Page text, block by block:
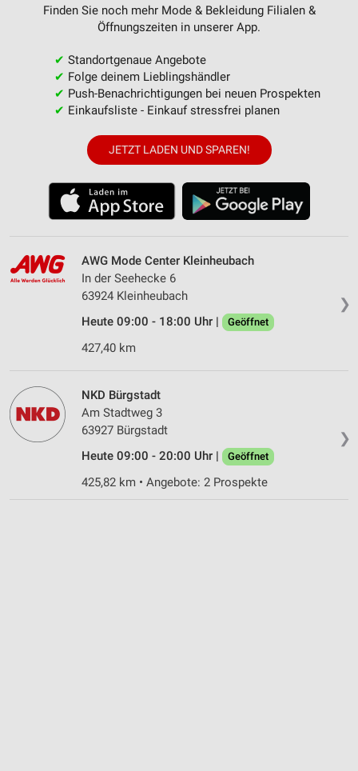
Finden Sie noch mehr Mode & Bekleidung Filialen &
Öffnungszeiten in unserer App.
✔ Standortgenaue Angebote
✔ Folge deinem Lieblingshändler
✔ Push-Benachrichtigungen bei neuen Prospekten
✔ Einkaufsliste - Einkauf stressfrei planen
JETZT LADEN UND SPAREN!
❯
AWG Mode Center Kleinheubach
In der Seehecke 6
63924 Kleinheubach
Heute 09:00 - 18:00 Uhr |
Geöffnet
427,40 km
❯
NKD Bürgstadt
Am Stadtweg 3
63927 Bürgstadt
Heute 09:00 - 20:00 Uhr |
Geöffnet
425,82 km • Angebote: 2 Prospekte